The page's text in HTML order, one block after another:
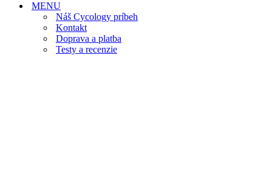
MENU
Náš Cycology príbeh
Kontakt
Doprava a platba
Testy a recenzie